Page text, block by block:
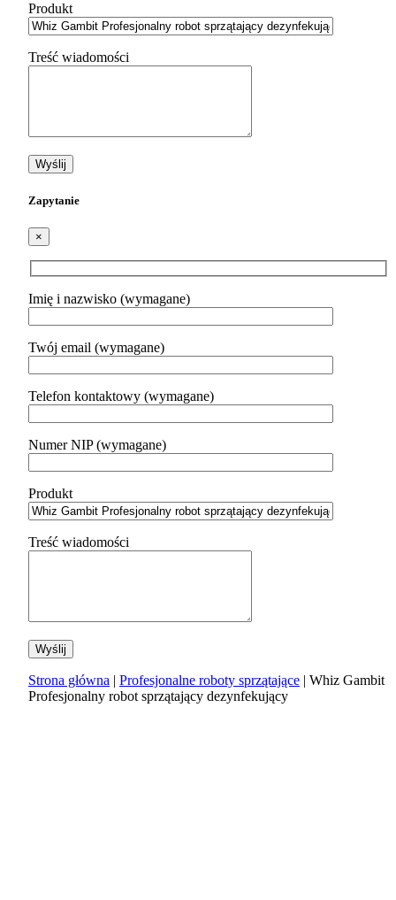
Produkt
Treść wiadomości
Zapytanie
×
Imię i nazwisko (wymagane)
Twój email (wymagane)
Telefon kontaktowy (wymagane)
Numer NIP (wymagane)
Produkt
Treść wiadomości
Strona główna | Profesjonalne roboty sprzątające | Whiz Gambit
Profesjonalny robot sprzątający dezynfekujący